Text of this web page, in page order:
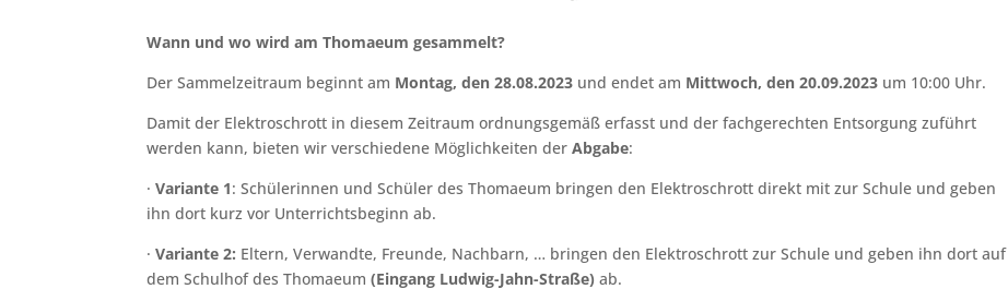
Wann und wo wird am Thomaeum gesammelt?
Der Sammelzeitraum beginnt am Montag, den 28.08.2023 und endet am Mittwoch, den 20.09.2023 um 10:00 Uhr.
Damit der Elektroschrott in diesem Zeitraum ordnungsgemäß erfasst und der fachgerechten Entsorgung zuführt
werden kann, bieten wir verschiedene Möglichkeiten derAbgabe:
·Variante 1: Schülerinnen und Schüler des Thomaeum bringen den Elektroschrott direkt mit zur Schule und geben
ihn dort kurz vor Unterrichtsbeginn ab.
· Variante 2: Eltern, Verwandte, Freunde, Nachbarn, … bringen den Elektroschrott zur Schule und geben ihn dort auf
dem Schulhof des Thomaeum(Eingang Ludwig-Jahn-Straße) ab.